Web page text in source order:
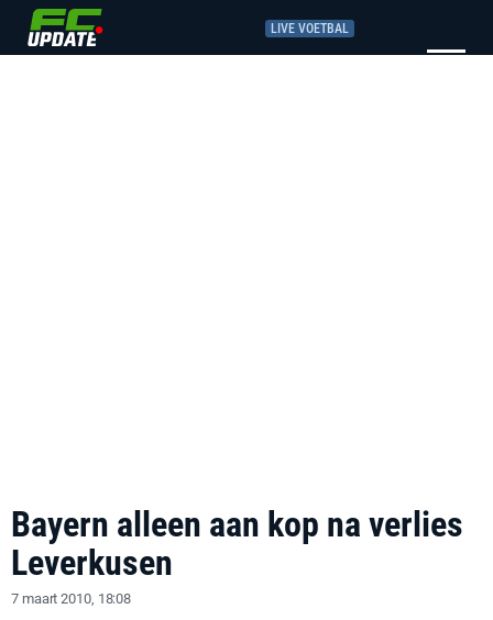
LIVE VOETBAL
Bayern alleen aan kop na verlies
Leverkusen
7 maart 2010, 18:08